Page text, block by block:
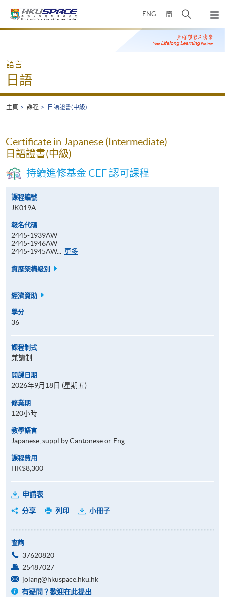
ENG 簡
開
搜
尋
彈
出
主
Main
語言
日語
主頁 課程 日語證書(中級)
Certificate in Japanese (Intermediate)
日語證書(中級)
持續進修基金 CEF 認可課程
課程編號
JK019A
報名代碼
2445-1939AW
2445-1946AW
2445-1945AW...
更多
資歷架構級別
經濟資助
學分
36
課程制式
兼讀制
開課日期
2026年9月18日 (星期五)
修業期
120小時
教學語言
Japanese, suppl by Cantonese or Eng
課程費用
HK$8,300
申請表
分享
列印 小冊子
查詢
37620820
25487027
jolang@hkuspace.hku.hk
有疑問？歡迎在此提出